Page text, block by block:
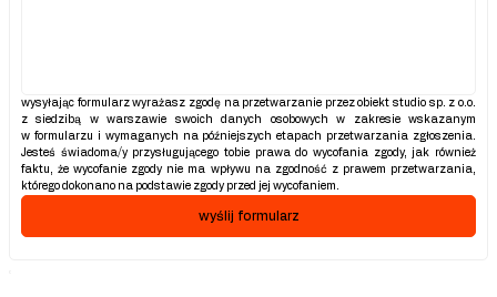
wysyłając formularz wyrażasz zgodę na przetwarzanie przez obiekt studio sp. z o.o.
z siedzibą w warszawie swoich danych osobowych w zakresie wskazanym
w formularzu i wymaganych na późniejszych etapach przetwarzania zgłoszenia.
Jesteś świadoma/y przysługującego tobie prawa do wycofania zgody, jak również
faktu, że wycofanie zgody nie ma wpływu na zgodność z prawem przetwarzania,
którego dokonano na podstawie zgody przed jej wycofaniem.
wyślij formularz